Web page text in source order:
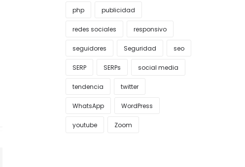
php publicidad
redes sociales responsivo
seguidores Seguridad seo
SERP SERPs social media
tendencia twitter
WhatsApp WordPress
youtube Zoom